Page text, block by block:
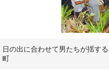
日の出に合わせて男たちが揺す
町